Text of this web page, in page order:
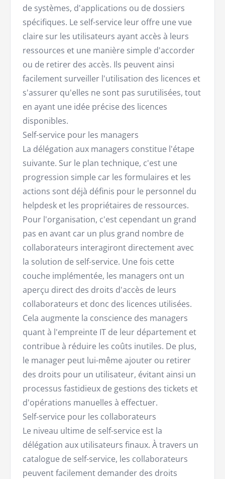
de systèmes, d'applications ou de dossiers
spécifiques. Le self-service leur offre une vue
claire sur les utilisateurs ayant accès à leurs
ressources et une manière simple d'accorder
ou de retirer des accès. Ils peuvent ainsi
facilement surveiller l'utilisation des licences et
s'assurer qu'elles ne sont pas surutilisées, tout
en ayant une idée précise des licences
disponibles.
Self-service pour les managers
La délégation aux managers constitue l'étape
suivante. Sur le plan technique, c'est une
progression simple car les formulaires et les
actions sont déjà définis pour le personnel du
helpdesk et les propriétaires de ressources.
Pour l'organisation, c'est cependant un grand
pas en avant car un plus grand nombre de
collaborateurs interagiront directement avec
la solution de self-service. Une fois cette
couche implémentée, les managers ont un
aperçu direct des droits d'accès de leurs
collaborateurs et donc des licences utilisées.
Cela augmente la conscience des managers
quant à l'empreinte IT de leur département et
contribue à réduire les coûts inutiles. De plus,
le manager peut lui-même ajouter ou retirer
des droits pour un utilisateur, évitant ainsi un
processus fastidieux de gestions des tickets et
d'opérations manuelles à effectuer.
Self-service pour les collaborateurs
Le niveau ultime de self-service est la
délégation aux utilisateurs finaux. À travers un
catalogue de self-service, les collaborateurs
peuvent facilement demander des droits